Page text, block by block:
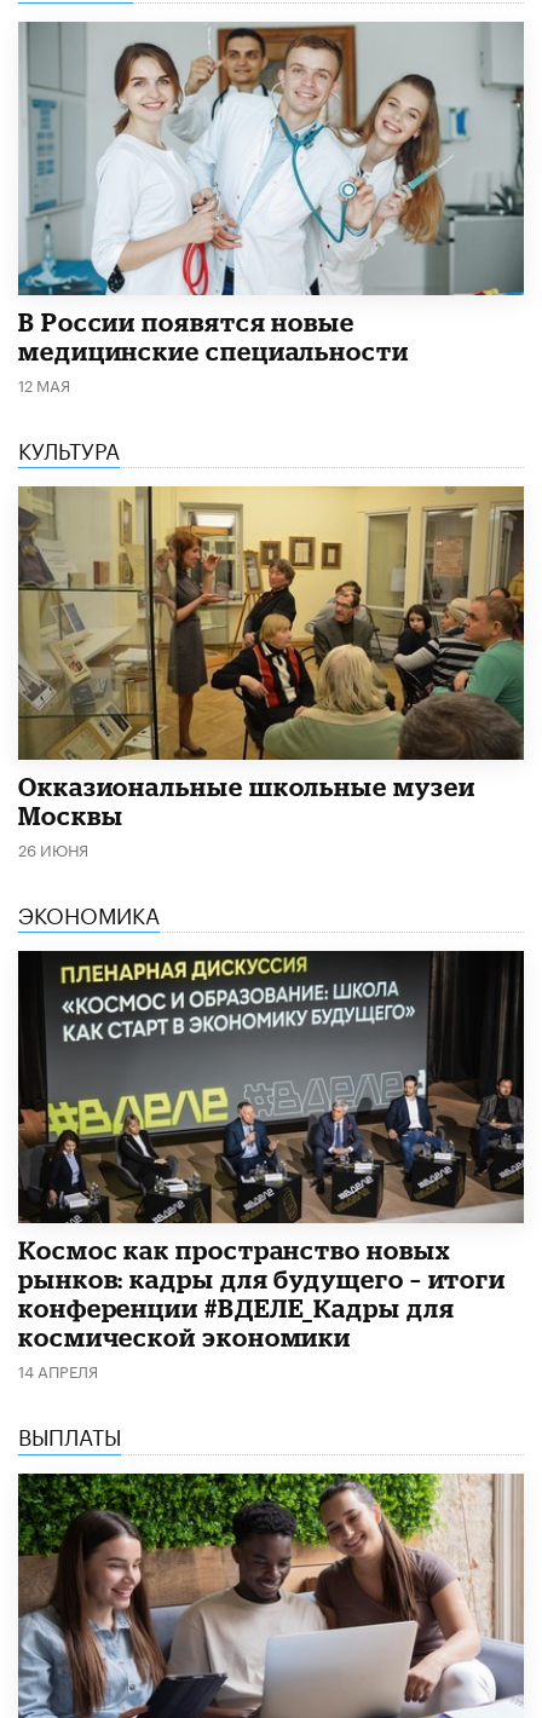
В России появятся новые
медицинские специальности
12 МАЯ
КУЛЬТУРА
​Окказиональные школьные музеи
Москвы
26 ИЮНЯ
ЭКОНОМИКА
Космос как пространство новых
рынков: кадры для будущего – итоги
конференции #ВДЕЛЕ_Кадры для
космической экономики
14 АПРЕЛЯ
ВЫПЛАТЫ